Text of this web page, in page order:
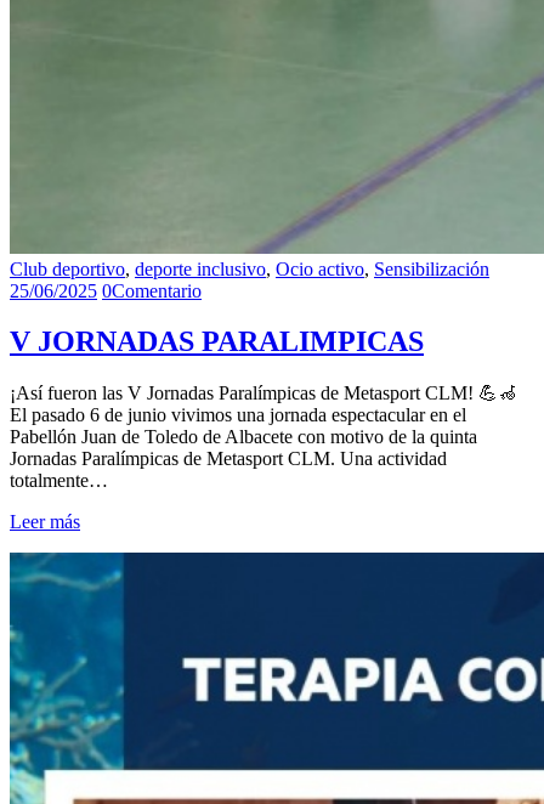
Club deportivo, deporte inclusivo, Ocio activo, Sensibilización
25/06/2025 0Comentario
V JORNADAS PARALIMPICAS
¡Así fueron las V Jornadas Paralímpicas de Metasport CLM! 💪🦽
El pasado 6 de junio vivimos una jornada espectacular en el
Pabellón Juan de Toledo de Albacete con motivo de la quinta
Jornadas Paralímpicas de Metasport CLM. Una actividad
totalmente…
Leer más